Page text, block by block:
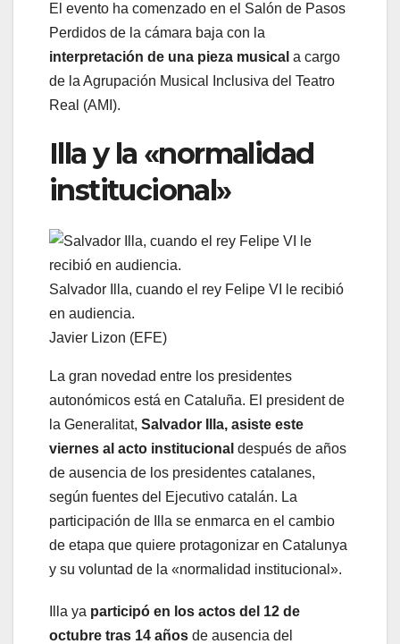
El evento ha comenzado en el Salón de Pasos
Perdidos de la cámara baja con la
interpretación de una pieza musical a cargo
de la Agrupación Musical Inclusiva del Teatro
Real (AMI).
Illa y la «normalidad
institucional»
Salvador Illa, cuando el rey Felipe VI le recibió
en audiencia.
Javier Lizon (EFE)
La gran novedad entre los presidentes
autonómicos está en Cataluña. El president de
la Generalitat, Salvador Illa, asiste este
viernes al acto institucional después de años
de ausencia de los presidentes catalanes,
según fuentes del Ejecutivo catalán. La
participación de Illa se enmarca en el cambio
de etapa que quiere protagonizar en Catalunya
y su voluntad de la «normalidad institucional».
Illa ya participó en los actos del 12 de
octubre tras 14 años de ausencia del